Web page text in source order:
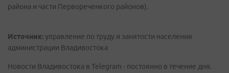
района и части Первореченкого районов).
Источник:управление по труду и занятости населения
администрации Владивостока
Новости Владивостока в Telegram - постоянно в течение дня.